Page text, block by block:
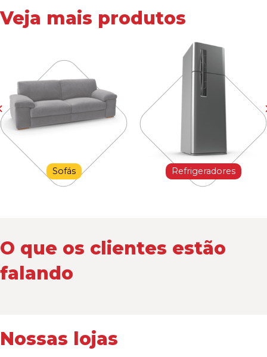
Veja mais produtos
Sofás Refrigeradores
O que os clientes estão
falando
Nossas lojas